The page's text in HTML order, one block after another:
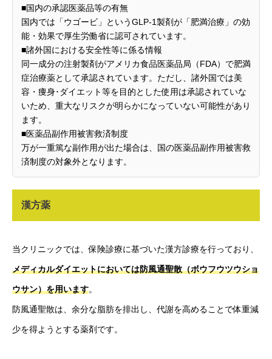
■国内の承認医薬品等の有無
国内では「ウゴービ」というGLP-1製剤が「肥満治療」の効
能・効果で厚生労働省に認可されています。
■諸外国における安全性等に係る情報
同一成分の注射製剤がアメリカ食品医薬品局（FDA）で肥満
症治療薬として承認されています。ただし、諸外国では美
容・痩身･ダイエット等を目的とした使用は承認されていな
いため、重大なリスクが明らかになっていない可能性があり
ます。
■医薬品副作用被害救済制度
万が一重篤な副作用が出た場合は、国の医薬品副作用被害救
済制度の対象外となります。
漢方薬
当クリニックでは、保険診療に基づいた漢方診療を行っており、
メディカルダイエットにおいては防風通聖散（ボウフウツウショ
ウサン）を用います。
防風通聖散は、余分な脂肪を排出し、代謝を高めることで体重減
少を得ようとする薬剤です。